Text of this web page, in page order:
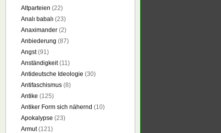
Altparteien (22)
Analı babalı (23)
Anaximander (2)
Anbiederung (87)
Angst(91)
Anständigkeit(11)
Antideutsche Ideologie (30)
Antifaschismus (8)
Antike (125)
Antiker Form sich nähernd (10)
Apokalypse (23)
Armut(121)